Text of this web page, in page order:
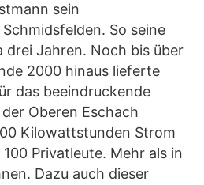
sein
So seine
drei Jahren. Noch bis über
2000 hinaus lieferte
das beeindruckende
Oberen Eschach
Kilowattstunden Strom
Privatleute. Mehr als in
Dazu auch dieser